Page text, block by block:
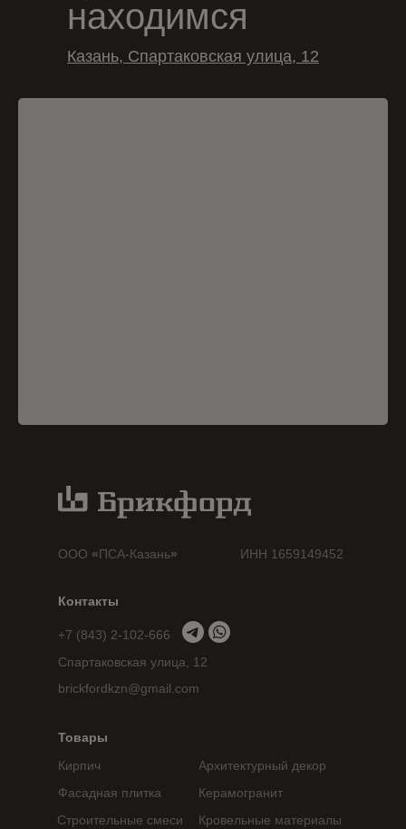
находимся
Казань, Спартаковская улица, 12
ИНН 1659149452
Фасадная плитка
Кирпич
Архитектурный декор
Керамогранит
Строительные смеси
Товары
Контакты
+7 (843) 2-102-666
ООО «ПСА-Казань»
Кровельные материалы
brickfordkzn@gmail.com
Спартаковская улица, 12